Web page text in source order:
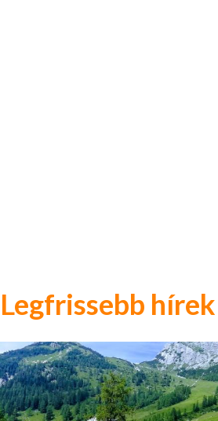
Legfrissebb hírek